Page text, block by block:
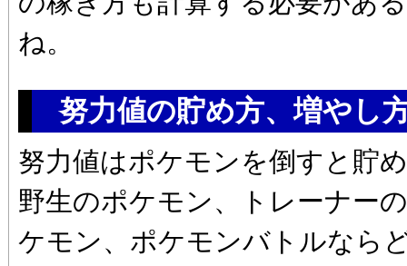
ね。
努力値の貯め方、増やし
努力値はポケモンを倒すと貯
野生のポケモン、トレーナー
ケモン、ポケモンバトルなら